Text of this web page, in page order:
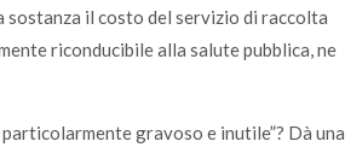
il costo del servizio di raccolta
riconducibile alla salute pubblica, ne
gravoso e inutile”? Dà una